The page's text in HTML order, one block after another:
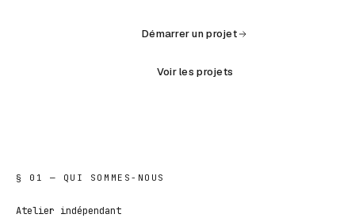
Démarrer un projet
Voir les projets
§ 01 — QUI SOMMES-NOUS
Atelier indépendant